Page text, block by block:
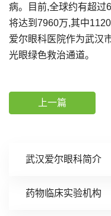
武汉爱尔眼科简介
药物临床实验机构
病。目前,全球约有超过
将达到7960万,其中
爱尔眼科医院作为武汉
光眼绿色救治通道。
上一篇